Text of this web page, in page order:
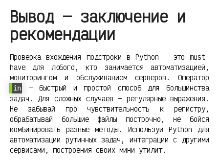
Вывод — заключение и
рекомендации
Проверка вхождения подстроки в Python — это must-
have для любого, кто занимается автоматизацией,
мониторингом и обслуживанием серверов. Оператор
in
— быстрый и простой способ для большинства
задач. Для сложных случаев — регулярные выражения.
Не забывай про чувствительность к регистру,
обрабатывай большие файлы построчно, не бойся
комбинировать разные методы. Используй Python для
автоматизации рутинных задач, интеграции с другими
сервисами, построения своих мини-утилит.